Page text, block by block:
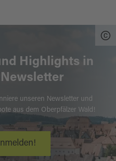
Highlights in
unseren Newsletter und
aus dem Oberpfälzer Wald!